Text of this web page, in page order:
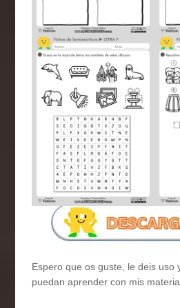
Espero que os guste, le deis uso
puedan aprender con mis